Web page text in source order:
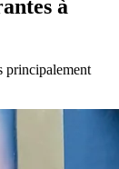
à
principalement